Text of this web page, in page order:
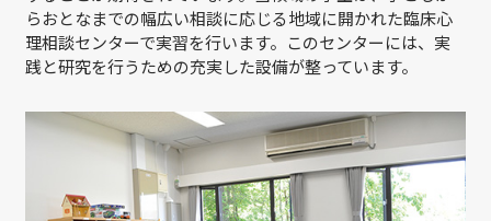
らおとなまでの幅広い相談に応じる地域に開かれた臨床心
理相談センターで実習を行います。このセンターには、実
践と研究を行うための充実した設備が整っています。